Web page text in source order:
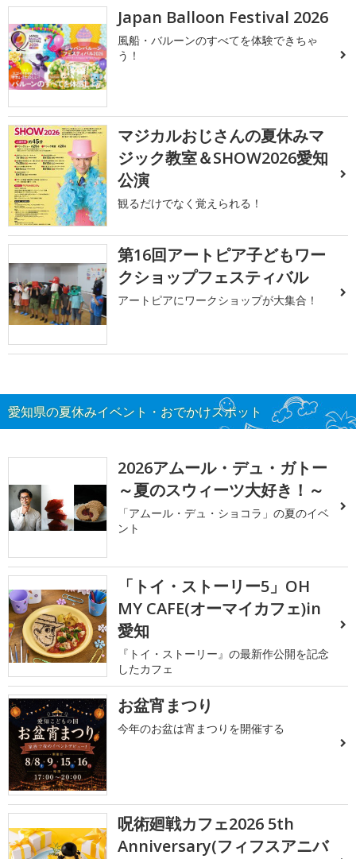
Japan Balloon Festival 2026
風船・バルーンのすべてを体験できちゃ
う！
マジカルおじさんの夏休みマ
ジック教室＆SHOW2026愛知
公演
観るだけでなく覚えられる！
第16回アートピア子どもワー
クショップフェスティバル
アートピアにワークショップが大集合！
愛知県の夏休みイベント・おでかけスポット
2026アムール・デュ・ガトー
～夏のスウィーツ大好き！～
「アムール・デュ・ショコラ」の夏のイベ
ント
「トイ・ストーリー5」OH
MY CAFE(オーマイカフェ)in
愛知
『トイ・ストーリー』の最新作公開を記念
したカフェ
お盆宵まつり
今年のお盆は宵まつりを開催する
呪術廻戦カフェ2026 5th
Anniversary(フィフスアニバ